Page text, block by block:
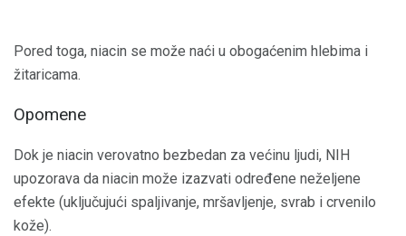
Pored toga, niacin se može naći u obogaćenim hlebima i
žitaricama.
Opomene
Dok je niacin verovatno bezbedan za većinu ljudi, NIH
upozorava da niacin može izazvati određene neželjene
efekte (uključujući spaljivanje, mršavljenje, svrab i crvenilo
kože).